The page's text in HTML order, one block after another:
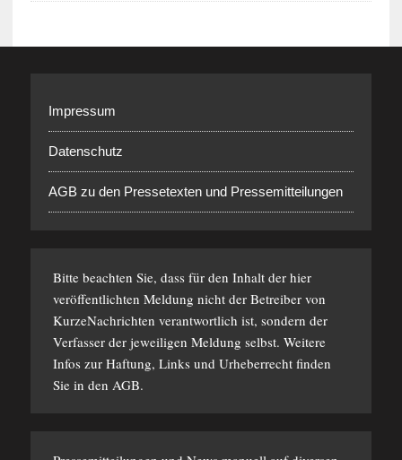
Impressum
Datenschutz
AGB zu den Pressetexten und Pressemitteilungen
Bitte beachten Sie, dass für den Inhalt der hier
veröffentlichten Meldung nicht der Betreiber von
KurzeNachrichten verantwortlich ist, sondern der
Verfasser der jeweiligen Meldung selbst. Weitere
Infos zur Haftung, Links und Urheberrecht finden
Sie in den AGB.